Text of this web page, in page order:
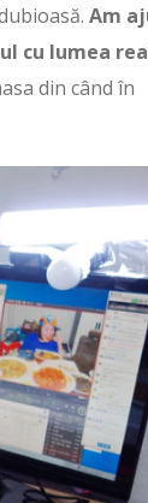
Am
cu lumea
din când în